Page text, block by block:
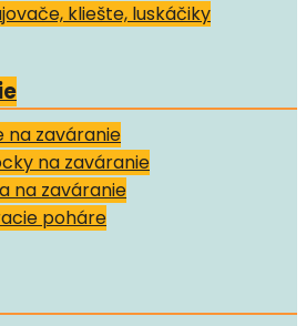
kliešte, luskáčiky
na zaváranie
na zaváranie
na zaváranie
poháre